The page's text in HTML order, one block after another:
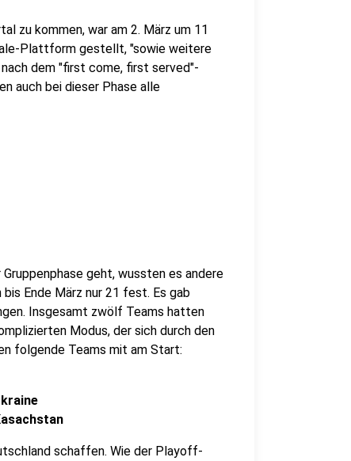
zu kommen, war am 2. März um 11
Plattform gestellt, "sowie weitere
dem "first come, first served"-
auch bei dieser Phase alle
geht, wussten es andere
Ende März nur 21 fest. Es gab
Insgesamt zwölf Teams hatten
Modus, der sich durch den
folgende Teams mit am Start:
schaffen. Wie der Playoff-